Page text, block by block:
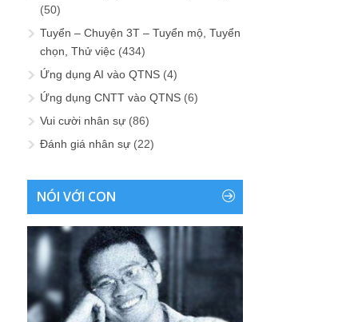
(50)
Tuyển – Chuyện 3T – Tuyển mộ, Tuyển
chọn, Thử việc (434)
Ứng dụng AI vào QTNS (4)
Ứng dụng CNTT vào QTNS (6)
Vui cười nhân sự (86)
Đánh giá nhân sự (22)
NÓI VỚI CON